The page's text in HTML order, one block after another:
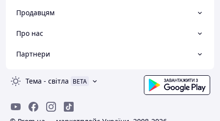
Продавцям
Про нас
Партнери
Тема - світла BETA